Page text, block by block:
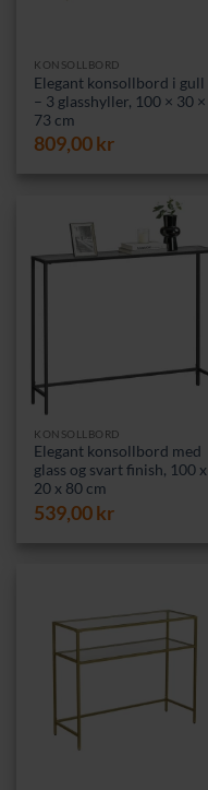
KONSOLLBORD
Elegant konsollbord i gull
– 3 glasshyller, 100 × 30 ×
73 cm
809,00kr
KONSOLLBORD
Elegant konsollbord med
glass og svart finish, 100 x
20 x 80 cm
539,00kr